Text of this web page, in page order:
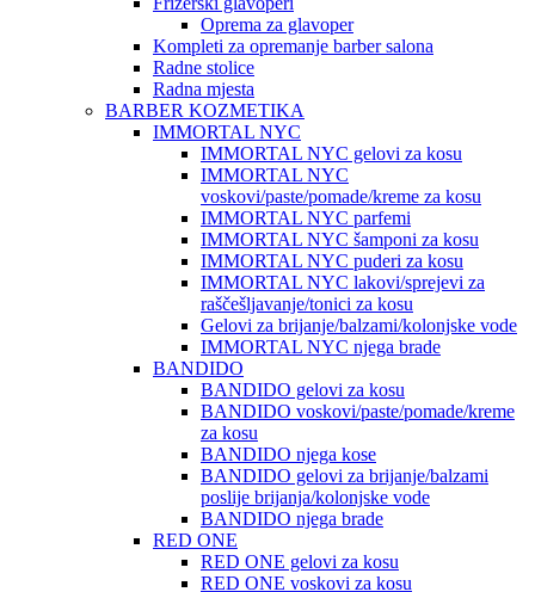
Oprema za glavoper
Kompleti za opremanje barber salona
Radne stolice
Radna mjesta
BARBER KOZMETIKA
IMMORTAL NYC
IMMORTAL NYC gelovi za kosu
IMMORTAL NYC
voskovi/paste/pomade/kreme za kosu
IMMORTAL NYC parfemi
IMMORTAL NYC šamponi za kosu
IMMORTAL NYC puderi za kosu
IMMORTAL NYC lakovi/sprejevi za
raščešljavanje/tonici za kosu
Gelovi za brijanje/balzami/kolonjske vode
IMMORTAL NYC njega brade
BANDIDO
BANDIDO gelovi za kosu
BANDIDO voskovi/paste/pomade/kreme
za kosu
BANDIDO njega kose
BANDIDO gelovi za brijanje/balzami
poslije brijanja/kolonjske vode
BANDIDO njega brade
RED ONE
RED ONE gelovi za kosu
RED ONE voskovi za kosu